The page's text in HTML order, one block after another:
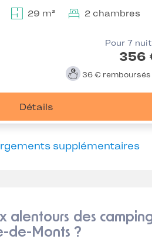
29 m² 2 chambres
Pour 7
356
36 € remboursés
Détails
supplémentaires
alentours des
de-Monts ?